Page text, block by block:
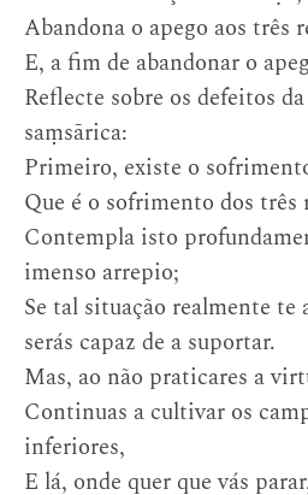
Abandona o apego aos três
E, a fim de abandonar o
Reflecte sobre os defeitos
saṃsārica:
Primeiro, existe o
Que é o sofrimento dos
Contempla isto
imenso arrepio;
Se tal situação realmente te
serás capaz de a suportar.
Mas, ao não praticares a
Continuas a cultivar os
inferiores,
E lá, onde quer que vás